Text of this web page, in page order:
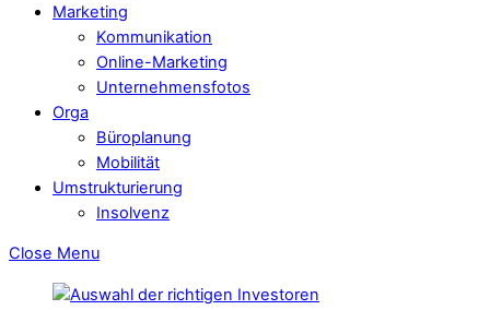
Marketing
Kommunikation
Online-Marketing
Unternehmensfotos
Orga
Büroplanung
Mobilität
Umstrukturierung
Insolvenz
Close Menu